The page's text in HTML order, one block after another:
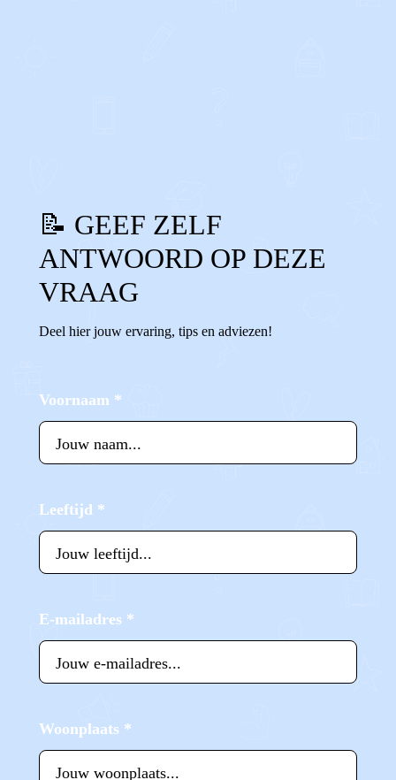
📝 GEEF ZELF
ANTWOORD OP DEZE
VRAAG
Deel hier jouw ervaring, tips en adviezen!
Voornaam *
Leeftijd *
E-mailadres *
Woonplaats *